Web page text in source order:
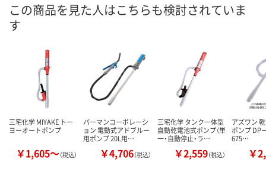
この商品を見た人はこちらも検討されていま
す
三宅化学 MIYAKE トー
ヨーオートポンプ
￥1,605～（税込）
パーマンコーポレーシ
ョン 電動式アドブルー
用ポンプ 20L用…
￥4,706（税込）
三宅化学 タンク一体型
自動乾電池式ポンプ（単
一・自動停止・ラ…
￥2,559（税込）
アズワン
ポンプ DP
675…
￥